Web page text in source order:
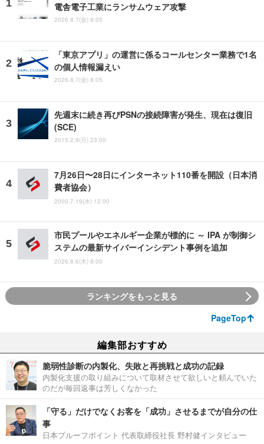
電舎電子工業にランサムウェア攻撃
2026.8.7(金) 8:05
「東京アプリ」の運営に係るコールセンター業務で1名
の個人情報漏えい
2026.8.7(金) 8:05
先週末に続き再びPSNの接続障害が発生、現在は復旧
(SCE)
2015.2.9(月) 23:00
7月26日〜28日にインターネット110番を開設（日本消
費者協会）
2000.7.19(水) 12:00
市民プールやエネルギー企業が標的に ～ IPA が制御シ
ステムの最新サイバーインシデント事例を追加
2026.8.6(木) 8:00
ランキングをもっと見る
PageTop
編集部おすすめ
脆弱性診断の内製化、失敗と再挑戦と成功の記録
内製化支援の取り組みについて取材させて欲しいと頼んでいた
のだが毎回返事は芳しくなかった
「守る」だけでなくお客を「成功」させるまでが自分の仕
事
日本プルーフポイント 代表取締役社長 野村健インタビュー